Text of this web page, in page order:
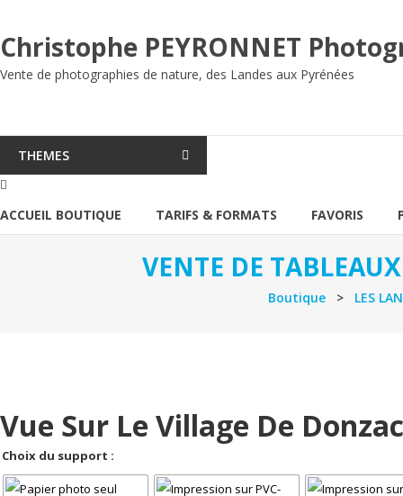
contenu
Christophe PEYRONNET
Vente de photographies de nature, des Landes aux Pyrénées
THEMES
ACCUEIL BOUTIQUE TARIFS & FORMATS FAVORIS
VENTE DE
Boutique > LES
Vue Sur Le Village De
Choix du support :